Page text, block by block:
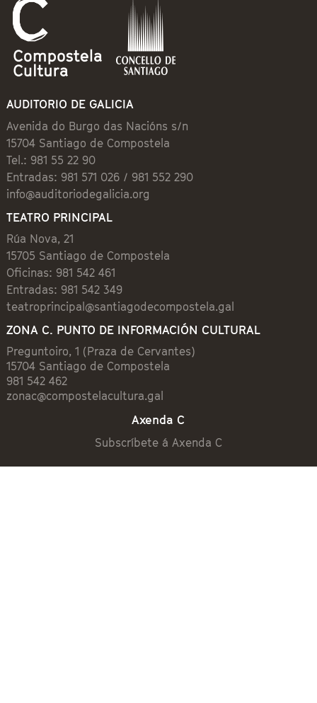
AUDITORIO DE GALICIA
Avenida do Burgo das Nacións s/n
15704 Santiago de Compostela
Tel.: 981 55 22 90
Entradas: 981 571 026 / 981 552 290
info@auditoriodegalicia.org
TEATRO PRINCIPAL
Rúa Nova, 21
15705 Santiago de Compostela
Oficinas: 981 542 461
Entradas: 981 542 349
teatroprincipal@santiagodecompostela.gal
ZONA C. PUNTO DE INFORMACIÓN CULTURAL
Preguntoiro, 1 (Praza de Cervantes)
15704 Santiago de Compostela
981 542 462
zonac@compostelacultura.gal
Axenda C
Subscríbete á Axenda C